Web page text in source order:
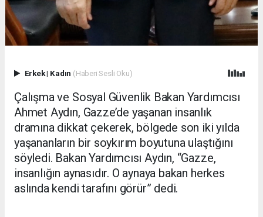
Erkek| Kadın (Haberi Sesli Oku)
Çalışma ve Sosyal Güvenlik Bakan Yardımcısı
Ahmet Aydın, Gazze’de yaşanan insanlık
dramına dikkat çekerek, bölgede son iki yılda
yaşananların bir soykırım boyutuna ulaştığını
söyledi. Bakan Yardımcısı Aydın, “Gazze,
insanlığın aynasıdır. O aynaya bakan herkes
aslında kendi tarafını görür” dedi.